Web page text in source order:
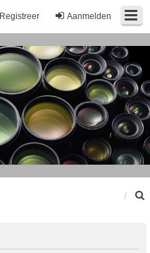
Aanmelden
Registreer